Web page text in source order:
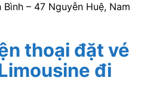
– 47 Nguyễn Huệ, Nam
thoại đặt vé
đi